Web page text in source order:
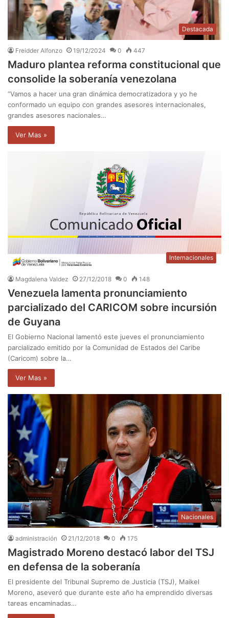
Destacada
Freidder Alfonzo 19/12/2024 0 447
Maduro plantea reforma constitucional que
consolide la soberanía venezolana
“Vamos a hacer una gran dinámica democratizadora y yo he
conformado un equipo con grandes asesores internacionales,
grandes asesores nacionales…
Ver Mas »
Internacionales
Magdalena Valdez 27/12/2018 0 148
Venezuela lamenta pronunciamiento
parcializado del CARICOM sobre incursión
de Guyana
El Gobierno Nacional lamentó este jueves el pronunciamiento
parcializado emitido por la Comunidad de Estados del Caribe
(Caricom) sobre la…
Ver Mas »
Nacionales
administración 21/12/2018 0 175
Magistrado Moreno destacó labor del TSJ
en defensa de la soberanía
El presidente del Tribunal Supremo de Justicia (TSJ), Maikel
Moreno, aseveró que durante este año ha emprendido diversas
tareas encaminadas…